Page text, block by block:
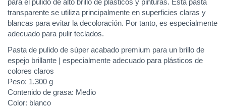
para el pulido de alto brillo de plásticos y pinturas. Esta pasta
transparente se utiliza principalmente en superficies claras y
blancas para evitar la decoloración. Por tanto, es especialmente
adecuado para pulir teclados.
Pasta de pulido de súper acabado premium para un brillo de
espejo brillante | especialmente adecuado para plásticos de
colores claros
Peso: 1.300 g
Contenido de grasa: Medio
Color: blanco